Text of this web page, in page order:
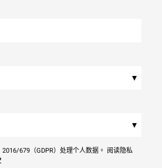
▾
▾
2016/679（GDPR）处理个人数据。 阅读隐私